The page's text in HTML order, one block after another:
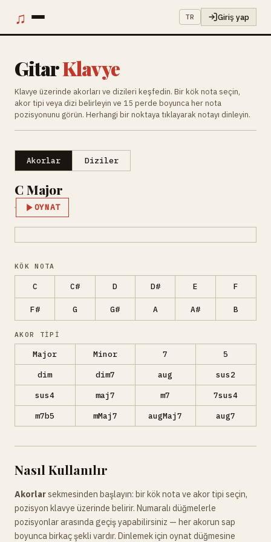
♫ TR Giriş yap
GitarKlavye
Klavye üzerinde akorları ve dizileri keşfedin. Bir kök nota seçin,
akor tipi veya dizi belirleyin ve 15 perde boyunca her nota
pozisyonunu görün. Herhangi bir noktaya tıklayarak notayı dinleyin.
Akorlar Diziler
C Major
OYNAT
KÖK NOTA
C C# D D# E F
F# G G# A A# B
AKOR TIPI
Major Minor 7
5
dim
dim7 aug
sus2
sus4
maj7 m7
7sus4
m7b5
mMaj7 augMaj7 aug7
Nasıl Kullanılır
Akorlarsekmesinden başlayın: bir kök nota ve akor tipi seçin,
pozisyon klavye üzerinde belirir. Numaralı düğmelerle
pozisyonlar arasında geçiş yapabilirsiniz — her akorun sap
boyunca birkaç şekli vardır. Dinlemek için oynat düğmesine